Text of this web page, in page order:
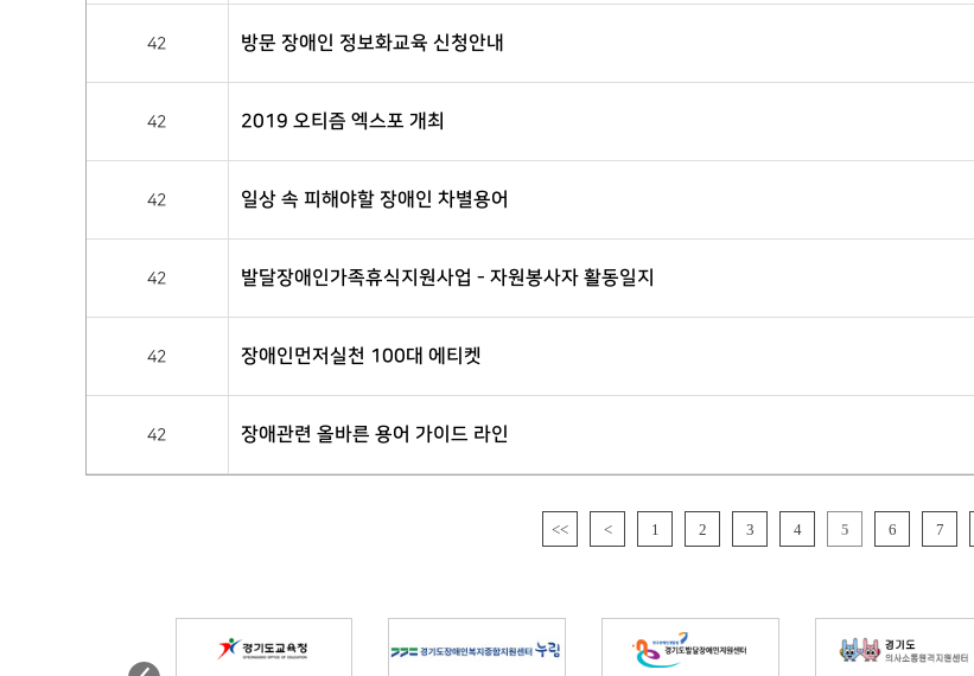
42 방문 장애인 정보화교육 신청안내
42 2019 오티즘 엑스포 개최
42 일상 속 피해야할 장애인 차별용어
42 발달장애인가족휴식지원사업 - 자원봉사자 활동일지
42 장애인먼저실천 100대 에티켓
42 장애관련 올바른 용어 가이드 라인
<< < 1 2 3 4 5 6 7